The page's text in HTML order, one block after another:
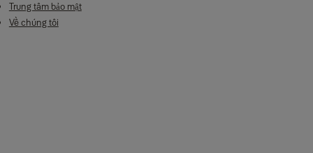
Trung tâm bảo mật
Về chúng tôi